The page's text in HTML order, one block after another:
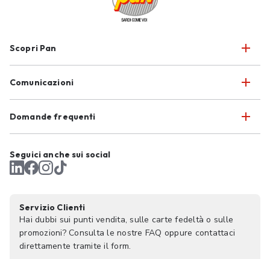
Scopri Pan
Comunicazioni
Domande frequenti
Seguici anche sui social
Servizio Clienti
Hai dubbi sui punti vendita, sulle carte fedeltà o sulle
promozioni? Consulta le nostre FAQ oppure contattaci
direttamente tramite il form.